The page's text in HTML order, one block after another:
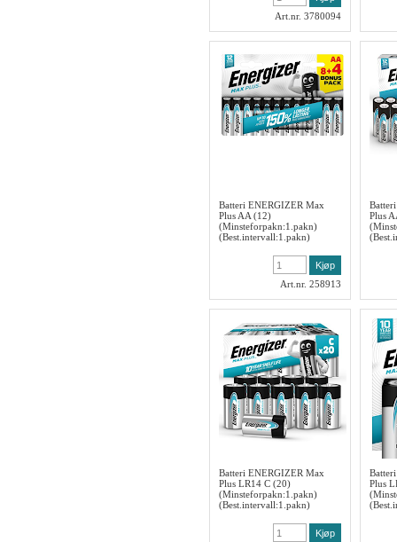
Art.nr. 3780094
Batteri ENERGIZER Max
Plus AA (12)
(Minsteforpakn:1.pakn)
(Best.intervall:1.pakn)
Art.nr. 258913
Plus
Batteri ENERGIZER Max
Plus LR14 C (20)
(Minsteforpakn:1.pakn)
(Best.intervall:1.pakn)
Plus